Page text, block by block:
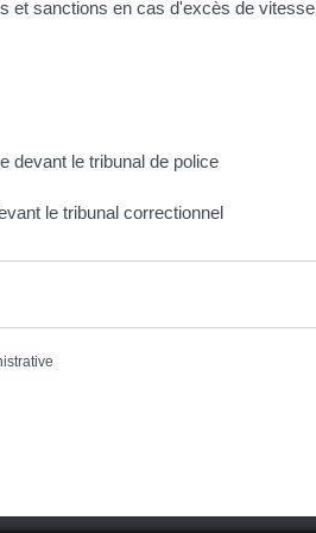
et sanctions en cas d'excès de vitesse
devant le tribunal de police
le tribunal correctionnel